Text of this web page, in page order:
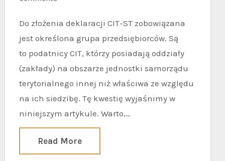
Do złożenia deklaracji CIT-ST zobowiązana
jest określona grupa przedsiębiorców. Są
to podatnicy CIT, którzy posiadają oddziały
(zakłady) na obszarze jednostki samorządu
terytorialnego innej niż właściwa ze względu
na ich siedzibę. Tę kwestię wyjaśnimy w
niniejszym artykule. Warto,…
Read More